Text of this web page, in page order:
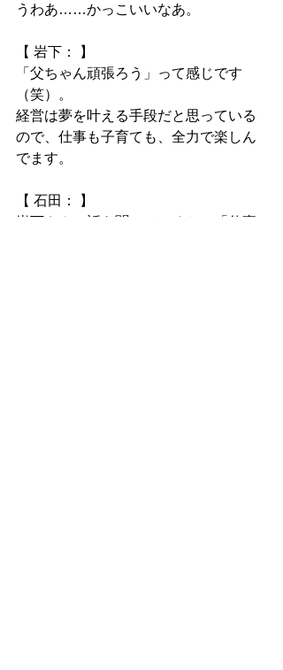
うわあ……かっこいいなあ。
【 岩下： 】
「父ちゃん頑張ろう」って感じです
（笑）。
経営は夢を叶える手段だと思っている
ので、仕事も子育ても、全力で楽しん
でます。
【 石田： 】
岩下さんの話を聞いていると、「仕事